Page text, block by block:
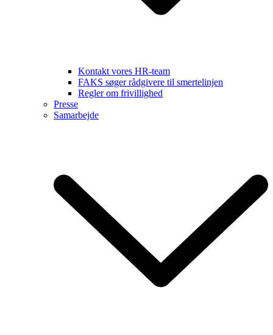
Kontakt vores HR-team
FAKS søger rådgivere til smertelinjen
Regler om frivillighed
Presse
Samarbejde